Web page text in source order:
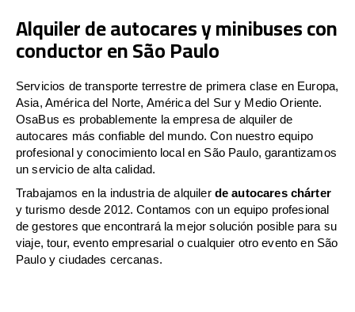
Alquiler de autocares y minibuses con
conductor en São Paulo
Servicios de transporte terrestre de primera clase en Europa,
Asia, América del Norte, América del Sur y Medio Oriente.
OsaBus es probablemente la empresa de alquiler de
autocares más confiable del mundo. Con nuestro equipo
profesional y conocimiento local en São Paulo, garantizamos
un servicio de alta calidad.
Trabajamos en la industria de alquiler de autocares chárter
y turismo desde 2012. Contamos con un equipo profesional
de gestores que encontrará la mejor solución posible para su
viaje, tour, evento empresarial o cualquier otro evento en São
Paulo y ciudades cercanas.